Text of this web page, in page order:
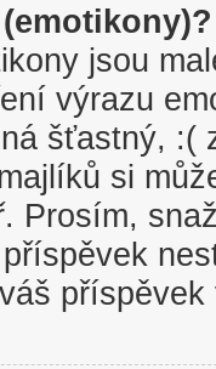
jsou
výrazu
šťastný, :(
si
Prosím,